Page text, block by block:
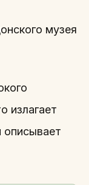
музея
излагает
описывает